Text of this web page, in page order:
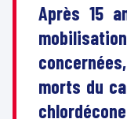
Après 15
morts du